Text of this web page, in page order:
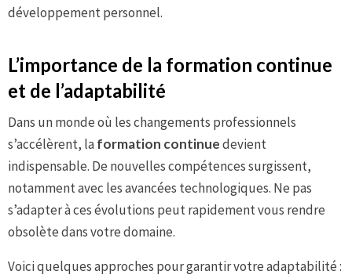
développement personnel.
L’importance de la formation continue
et de l’adaptabilité
Dans un monde où les changements professionnels
s’accélèrent, laformation continuedevient
indispensable. De nouvelles compétences surgissent,
notamment avec les avancées technologiques. Ne pas
s’adapter à ces évolutions peut rapidement vous rendre
obsolète dans votre domaine.
Voici quelques approches pour garantir votre adaptabilité :